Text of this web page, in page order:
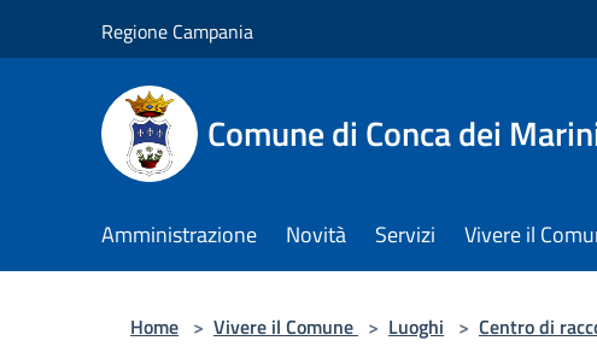
Regione Campania
Comune di Conca dei
Amministrazione Novità Servizi Vivere il
Home > Vivere il Comune > Luoghi > Centro di